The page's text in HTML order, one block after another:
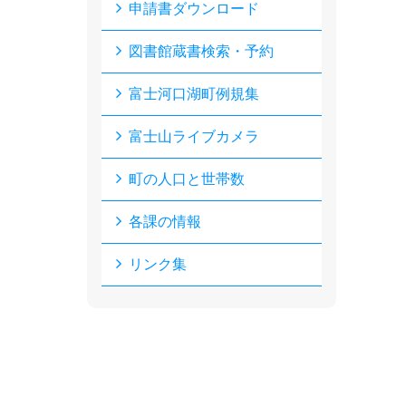
申請書ダウンロード
図書館蔵書検索・予約
富士河口湖町例規集
富士山ライブカメラ
町の人口と世帯数
各課の情報
リンク集